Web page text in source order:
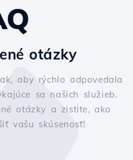
otázky
aby rýchlo odpovedala
sa našich služieb.
otázky a zistite, ako
vašu skúsenosť!